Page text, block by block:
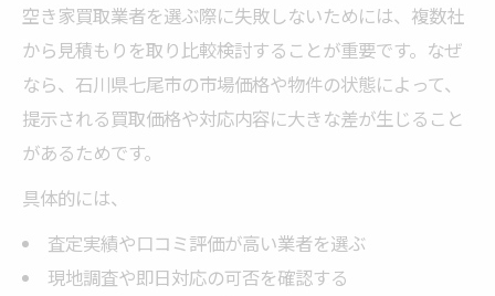
※しつこい営業は一切ありません※ご入力いた
だいた情報は査定以外には使用いたしません
空き家買取業者を選ぶ際に失敗しないためには、複数社
から見積もりを取り比較検討することが重要です。なぜ
なら、石川県七尾市の市場価格や物件の状態によって、
提示される買取価格や対応内容に大きな差が生じること
があるためです。
具体的には、
査定実績や口コミ評価が高い業者を選ぶ
現地調査や即日対応の可否を確認する